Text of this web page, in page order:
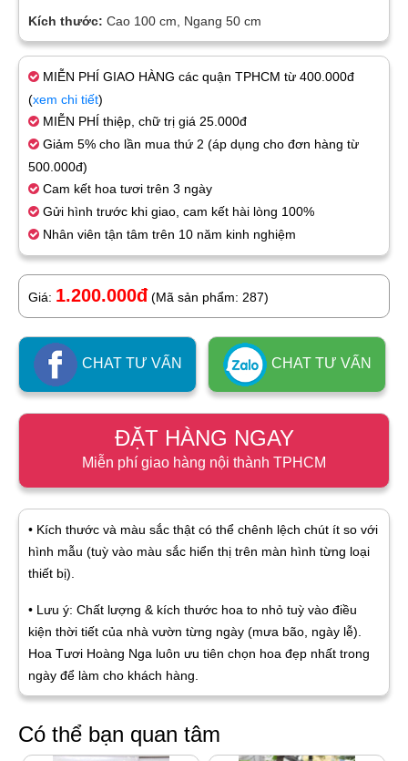
Kích thước: Cao 100 cm, Ngang 50 cm
MIỄN PHÍ GIAO HÀNG các quận TPHCM từ 400.000đ
(xem chi tiết)
MIỄN PHÍ thiệp, chữ trị giá 25.000đ
Giảm 5% cho lần mua thứ 2 (áp dụng cho đơn hàng từ
500.000đ)
Cam kết hoa tươi trên 3 ngày
Gửi hình trước khi giao, cam kết hài lòng 100%
Nhân viên tận tâm trên 10 năm kinh nghiệm
Giá: 1.200.000đ (Mã sản phẩm: 287)
CHAT TƯ VẤN CHAT TƯ VẤN
ĐẶT HÀNG NGAY
Miễn phí giao hàng nội thành TPHCM
• Kích thước và màu sắc thật có thể chênh lệch chút ít so với
hình mẫu (tuỳ vào màu sắc hiển thị trên màn hình từng loại
thiết bị).
• Lưu ý: Chất lượng & kích thước hoa to nhỏ tuỳ vào điều
kiện thời tiết của nhà vườn từng ngày (mưa bão, ngày lễ).
Hoa Tươi Hoàng Nga luôn ưu tiên chọn hoa đẹp nhất trong
ngày để làm cho khách hàng.
Có thể bạn quan tâm